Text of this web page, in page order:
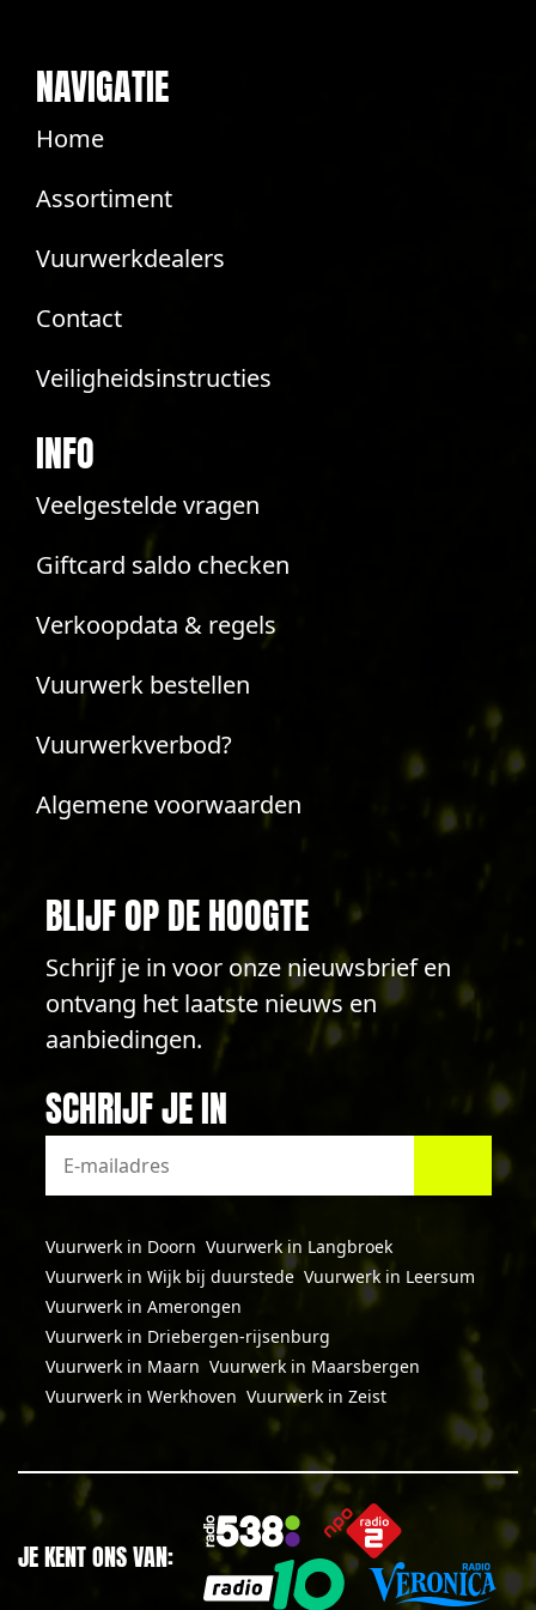
NAVIGATIE
Home
Assortiment
Vuurwerkdealers
Contact
Veiligheidsinstructies
INFO
Veelgestelde vragen
Giftcard saldo checken
Verkoopdata & regels
Vuurwerk bestellen
Vuurwerkverbod?
Algemene voorwaarden
BLIJF OP DE HOOGTE
Schrijf je in voor onze nieuwsbrief en
ontvang het laatste nieuws en
aanbiedingen.
SCHRIJF JE IN
Vuurwerk in Doorn Vuurwerk in Langbroek
Vuurwerk in Wijk bij duurstede Vuurwerk in Leersum
Vuurwerk in Amerongen
Vuurwerk in Driebergen-rijsenburg
Vuurwerk in Maarn Vuurwerk in Maarsbergen
Vuurwerk in Werkhoven Vuurwerk in Zeist
JE KENT ONS VAN: